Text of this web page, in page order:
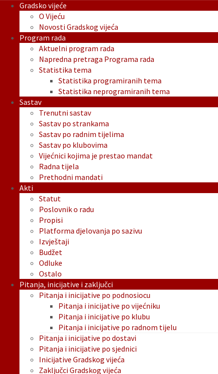
Gradsko vijeće
O Vijeću
Novosti Gradskog vijeća
Program rada
Aktuelni program rada
Napredna pretraga Programa rada
Statistika tema
Statistika programiranih tema
Statistika neprogramiranih tema
Sastav
Trenutni sastav
Sastav po strankama
Sastav po radnim tijelima
Sastav po klubovima
Vijećnici kojima je prestao mandat
Radna tijela
Prethodni mandati
Akti
Statut
Poslovnik o radu
Propisi
Platforma djelovanja po sazivu
Izvještaji
Budžet
Odluke
Ostalo
Pitanja, inicijative i zaključci
Pitanja i inicijative po podnosiocu
Pitanja i inicijative po vijećniku
Pitanja i inicijative po klubu
Pitanja i inicijative po radnom tijelu
Pitanja i inicijative po dostavi
Pitanja i inicijative po sjednici
Inicijative Gradskog vijeća
Zaključci Gradskog vijeća